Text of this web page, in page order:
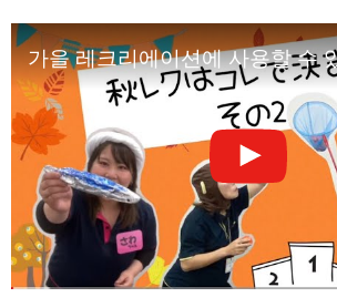
가을 레크리에이션에 사용할 수